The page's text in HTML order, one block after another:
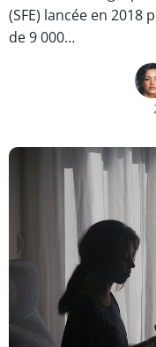
(SFE) lancée en
de 9 000…